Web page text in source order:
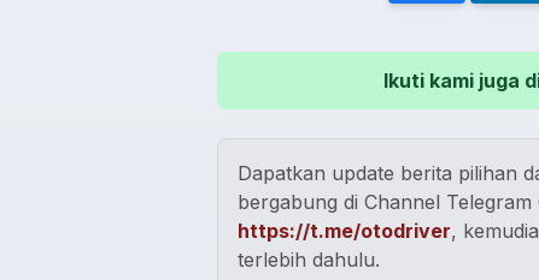
Ikuti kami juga
Dapatkan update berita pilihan
bergabung di Channel
https://t.me/otodriver,
terlebih dahulu.